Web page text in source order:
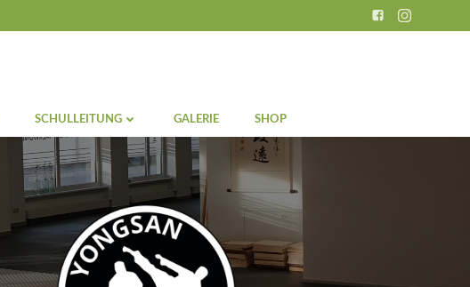
SCHULLEITUNG GALERIE SHOP